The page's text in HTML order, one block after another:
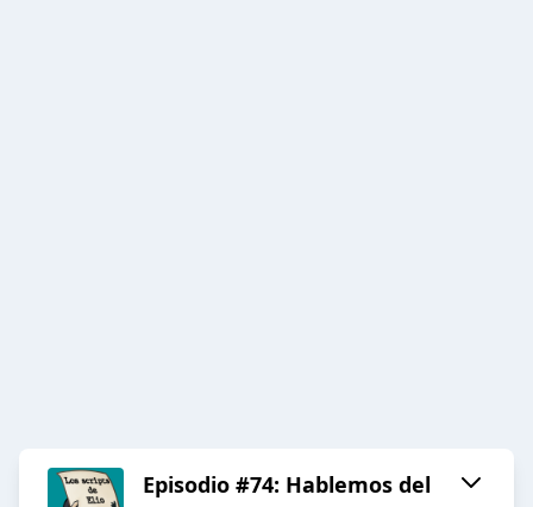
Episodio #74: Hablemos del